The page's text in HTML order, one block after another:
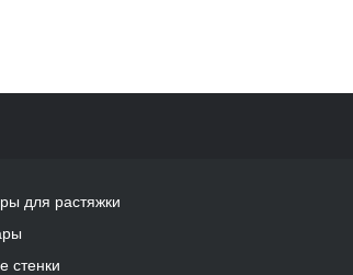
для растяжки
стенки